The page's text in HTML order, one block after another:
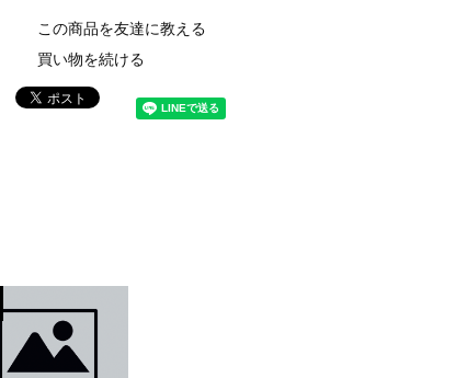
この商品を友達に教える
買い物を続ける